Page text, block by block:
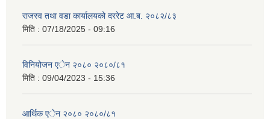
राजस्व तथा वडा कार्यालयको दररेट आ.ब. २०८२/८३
मिति : 07/18/2025 - 09:16
विनियोजन एेन २०८० २०८०/८१
मिति : 09/04/2023 - 15:36
आर्थिक एेन २०८० २०८०/८१